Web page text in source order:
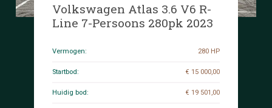
Volkswagen Atlas 3.6 V6 R-
Line 7-Persoons 280pk 2023
Vermogen: 280 HP
Startbod: € 15 000,00
Huidig bod: € 19 501,00